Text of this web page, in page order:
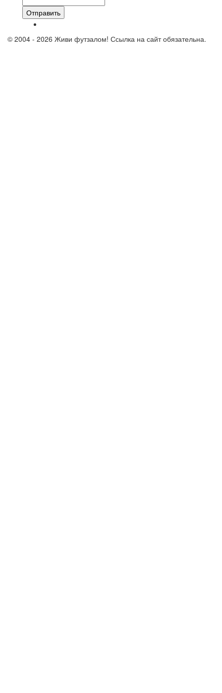
Отправить
© 2004 - 2026 Живи футзалом! Ссылка на сайт обязательна.